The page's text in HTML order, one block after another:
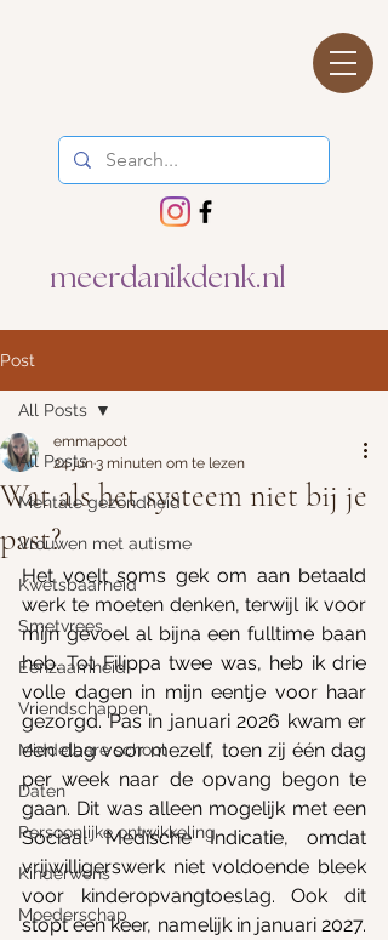
meerdanikdenk.nl
Post
All Posts
Mentale gezondheid
Vrouwen met autisme
Kwetsbaarheid
Smetvrees
Eenzaamheid
Vriendschappen
Middelbare school
Daten
Persoonlijke ontwikkeling
Kinderwens
Moederschap
All Posts
Wat als het systeem niet bij je
past?
emmapoot
24 jun3 minuten om te lezen
Het voelt soms gek om aan betaald
werk te moeten denken, terwijl ik voor
mijn gevoel al bijna een fulltime baan
heb. Tot Filippa twee was, heb ik drie
volle dagen in mijn eentje voor haar
gezorgd. Pas in januari 2026 kwam er
een dag voor mezelf, toen zij één dag
per week naar de opvang begon te
gaan. Dit was alleen mogelijk met een
Sociaal Medische Indicatie, omdat
vrijwilligerswerk niet voldoende bleek
voor kinderopvangtoeslag. Ook dit
stopt een keer, namelijk in januari 2027.